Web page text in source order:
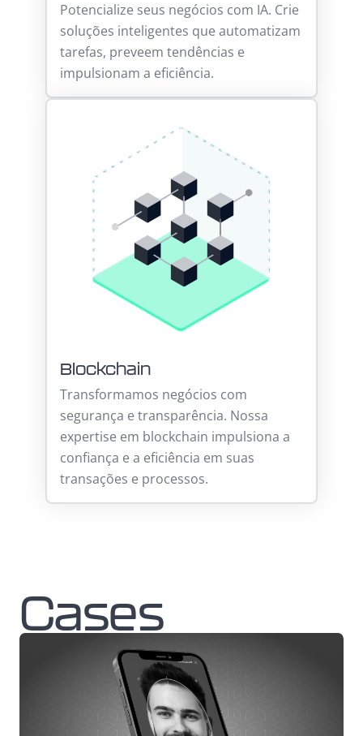
Potencialize seus negócios com IA. Crie
soluções inteligentes que automatizam
tarefas, preveem tendências e
impulsionam a eficiência.
Blockchain
Transformamos negócios com
segurança e transparência. Nossa
expertise em blockchain impulsiona a
confiança e a eficiência em suas
transações e processos.
Cases